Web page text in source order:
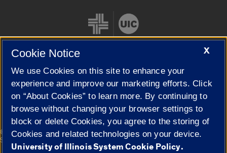
Cookie Settings
© 2026 The Board of Trustees of the University of Illinois|
Privacy
Statement
X
Cookie Notice
We use Cookies on this site to enhance your
experience and improve our marketing efforts. Click
on “About Cookies” to learn more. By continuing to
browse without changing your browser settings to
block or delete Cookies, you agree to the storing of
Cookies and related technologies on your device.
University of Illinois System Cookie Policy.